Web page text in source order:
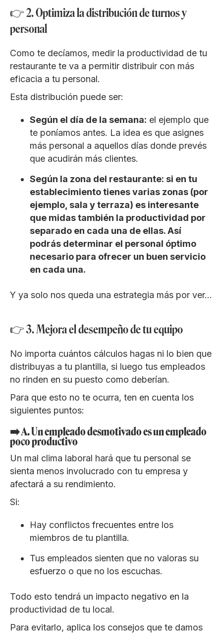
👉 2. Optimiza la distribución de turnos y
personal
Como te decíamos, medir la productividad de tu
restaurante te va a permitir distribuir con más
eficacia a tu personal.
Esta distribución puede ser:
Según el día de la semana: el ejemplo que
te poníamos antes. La idea es que asignes
más personal a aquellos días donde prevés
que acudirán más clientes.
Según la zona del restaurante: si en tu
establecimiento tienes varias zonas (por
ejemplo, sala y terraza) es interesante
que midas también la productividad por
separado en cada una de ellas. Así
podrás determinar el personal óptimo
necesario para ofrecer un buen servicio
en cada una.
Y ya solo nos queda una estrategia más por ver…
👉 3. Mejora el desempeño de tu equipo
No importa cuántos cálculos hagas ni lo bien que
distribuyas a tu plantilla, si luego tus empleados
no rinden en su puesto como deberían.
Para que esto no te ocurra, ten en cuenta los
siguientes puntos:
➡️ A. Un empleado desmotivado es un empleado
poco productivo
Un mal clima laboral hará que tu personal se
sienta menos involucrado con tu empresa y
afectará a su rendimiento.
Si:
Hay conflictos frecuentes entre los
miembros de tu plantilla.
Tus empleados sienten que no valoras su
esfuerzo o que no los escuchas.
Todo esto tendrá un impacto negativo en la
productividad de tu local.
Para evitarlo, aplica los consejos que te damos